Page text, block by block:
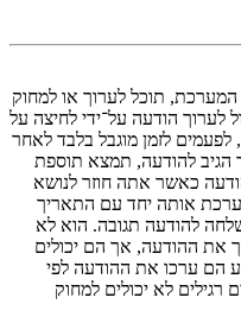
תוכל לערוך או למחוק
הודעה על־ידי לחיצה על
לזמן מוגבל בלבד לאחר
להודעה, תמצא תוספת
כאשר אתה חוזר לנושא
אותה יחד עם התאריך
להודעה תגובה. הוא לא
את ההודעה, אך הם יכולים
הם ערכו את ההודעה לפי
לא יכולים למחוק